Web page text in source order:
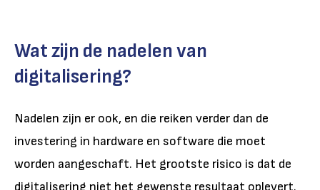
Wat zijn de nadelen van
digitalisering?
Nadelen zijn er ook, en die reiken verder dan de
investering in hardware en software die moet
worden aangeschaft. Het grootste risico is dat de
digitalisering niet het gewenste resultaat oplevert.